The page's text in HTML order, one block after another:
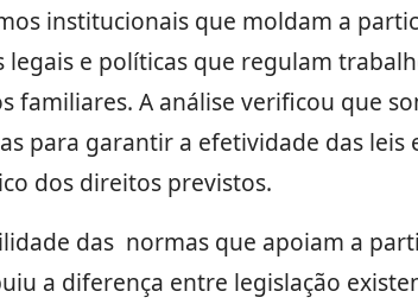
institucionais que moldam a
e políticas que regulam
familiares. A análise verificou que
para garantir a efetividade das leis
dos direitos previstos.
das normas que apoiam a
a diferença entre legislação